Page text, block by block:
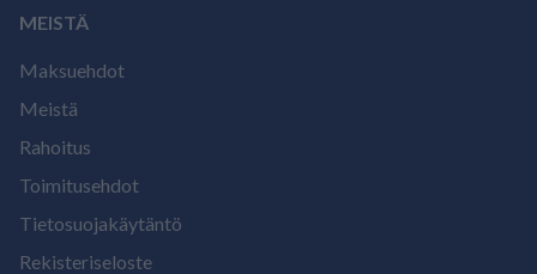
MEISTÄ
Maksuehdot
Meistä
Rahoitus
Toimitusehdot
Tietosuojakäytäntö
Rekisteriseloste